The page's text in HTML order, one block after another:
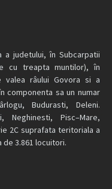
a judetului, în Subcarpatii
cu treapta muntilor), în
valea râului Govora si a
componenta sa un numar
Budurasti, Deleni.
Neghinesti, Pisc–Mare,
2C suprafata teritoriala a
de 3.861 locuitori.